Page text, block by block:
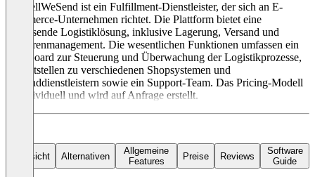
YouSellWeSend ist ein Fulfillment-Dienstleister, der sich an E-
Commerce-Unternehmen richtet. Die Plattform bietet eine
umfassende Logistiklösung, inklusive Lagerung, Versand und
Retourenmanagement. Die wesentlichen Funktionen umfassen ein
Dashboard zur Steuerung und Überwachung der Logistikprozesse,
Schnittstellen zu verschiedenen Shopsystemen und
Versanddienstleistern sowie ein Support-Team. Das Pricing-Modell
ist individuell und wird auf Anfrage erstellt.
Übersicht Alternativen
Allgemeine
Features
Preise Reviews
Software
Guide